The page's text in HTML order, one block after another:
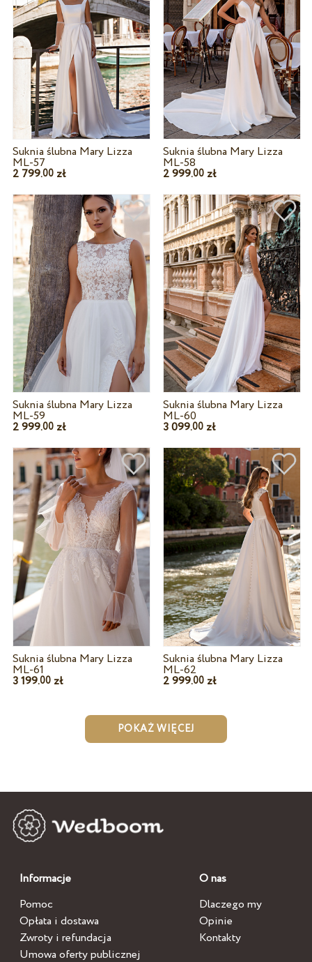
Suknia ślubna Mary Lizza
ML-57
2 799.00zł
Suknia ślubna Mary Lizza
ML-58
2 999.00 zł
Suknia ślubna Mary Lizza
ML-59
2 999.00zł
Suknia ślubna Mary Lizza
ML-60
3 099.00 zł
Suknia ślubna Mary Lizza
ML-61
3 199.00zł
Suknia ślubna Mary Lizza
ML-62
2 999.00 zł
POKAŻ WIĘCEJ
Informacje
Pomoc
Opłata i dostawa
Zwroty i refundacja
Umowa oferty publicznej
O nas
Dlaczego my
Opinie
Kontakty